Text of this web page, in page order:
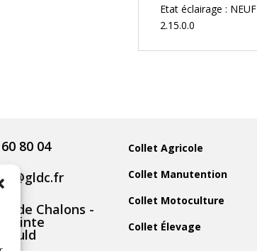
Etat éclairage : NEUF
2.15.0.0
80 04
de Chalons -
Sainte
Collet Agricole
Collet Manutention
Collet Motoculture
Collet Élevage